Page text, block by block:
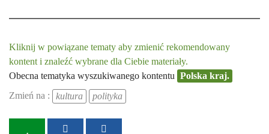
Kliknij w powiązane tematy aby zmienić rekomendowany
kontent i znaleźć wybrane dla Ciebie materiały.
Obecna tematyka wyszukiwanego kontentu Polska kraj.
Zmień na :
kultura polityka